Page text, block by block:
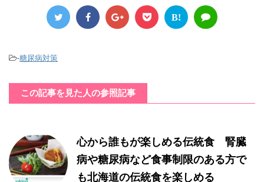
B!
-糖尿病対策
この記事を見た人の参照記事
心から誰もが楽しめる伝統食 腎臓
病や糖尿病など食事制限のある方で
も北海道の伝統食を楽しめる